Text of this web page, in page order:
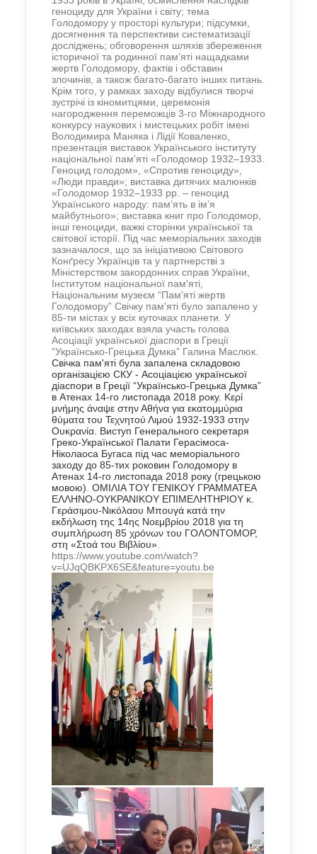
геноциду для України і світу; тема
Голодомору у просторі культури; підсумки,
досягнення та перспективи систематизації
досліджень; обговорення шляхів збереження
історичної та родинної пам’яті нащадками
жертв Голодомору, фактів і обставин
злочинів, а також багато-багато інших питань.
Крім того, у рамках заходу відбулися творчі
зустрічі із кіномитцями, церемонія
нагородження переможців 3-го Міжнародного
конкурсу наукових і мистецьких робіт імені
Володимира Маняка і Лідії Коваленко,
презентація виставок Українського інституту
національної пам’яті «Голодомор 1932–1933.
Геноцид голодом», «Спротив геноциду»,
«Люди правди»; виставка дитячих малюнків
«Голодомор 1932–1933 рр. – геноцид
Українського народу: пам’ять в ім’я
майбутнього»; виставка книг про Голодомор,
інші геноциди, важкі сторінки української та
світової історії. Під час меморіальних заходів
зазначалося, що за ініціативою Світового
Конґресу Українців та у партнерстві з
Міністерством закордонних справ України,
Інститутом національної пам'яті,
Національним музеєм “Пам'яті жертв
Голодомору” Свічку пам'яті було запалено у
85-ти містах у всіх куточках планети. У
київських заходах взяла участь голова
Асоціації української діаспори в Греції
“Українсько-Грецька Думка” Галина Маслюк.
Свічка пам'яті була запалена складовою
організацією СКУ - Асоціацією української
діаспори в Греції “Українсько-Грецька Думка”
в Атенах 14-го листопада 2018 року. Κερί
μνήμης άναψε στην Αθήνα για εκατομμύρια
θύματα του Τεχνητού Λιμού 1932-1933 στην
Ουκρανία. Виступ Генерального секретаря
Греко-Української Палати Герасімоса-
Ніколаоса Бугаса під час меморіального
заходу до 85-тих роковин Голодомору в
Атенах 14-го листопада 2018 року (грецькою
мовою) ΟΜΙΛΙΑ ΤΟΥ ΓΕΝΙΚΟΥ ΓΡΑΜΜΑΤΕΑ
ΕΛΛΗΝΟ-ΟΥΚΡΑΝΙΚΟΥ ΕΠΙΜΕΛΗΤΗΡΙΟΥ κ.
Γεράσιμου-Νικόλαου Μπουγά κατά την
εκδήλωση της 14ης Νοεμβρίου 2018 για τη
συμπλήρωση 85 χρόνων του ΓΟΛΟΝΤΟΜΟΡ,
στη «Στοά του Βιβλίου»
https://www.youtube.com/watch?
v=UJqQBKPX6SE&feature=youtu.be